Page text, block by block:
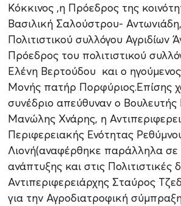
Κόκκινος ,η Πρόεδρος της
Βασιλική Σαλούστρου-
Πολιτιστικού συλλόγου Αγριδίων
Πρόεδρος του πολιτιστικού
Ελένη Βερτούδου και ο
Μονής πατήρ Πορφύριος.Επίσης
συνέδριο απεύθυναν ο Βουλευτής
Μανώλης Χνάρης, η
Περιφερειακής Ενότητας
Λιονή(αναφέρθηκε παράλληλα σε
ανάπτυξης και στις Πολιτιστικές
Αντιπεριφερειάρχης Σταύρος
για την Αγροδιατροφική